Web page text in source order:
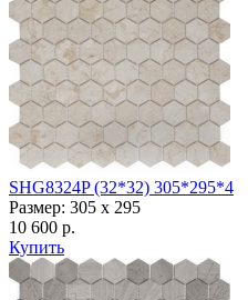
SHG8324P (32*32) 305*295*4
Размер: 305 х 295
10 600 р.
Купить